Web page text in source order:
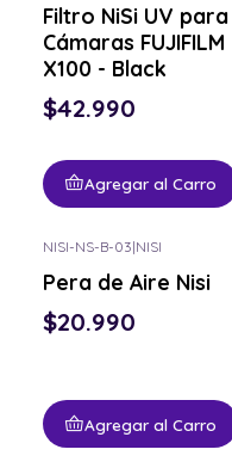
Filtro NiSi UV para
Cámaras FUJIFILM
X100 - Black
$42.990
Agregar al Carro
NISI-NS-B-03|NISI
Pera de Aire Nisi
$20.990
Agregar al Carro